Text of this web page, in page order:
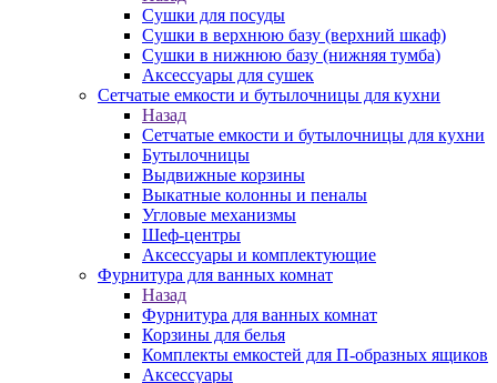
Сушки для посуды
Сушки в верхнюю базу (верхний шкаф)
Сушки в нижнюю базу (нижняя тумба)
Аксессуары для сушек
Сетчатые емкости и бутылочницы для кухни
Назад
Сетчатые емкости и бутылочницы для кухни
Бутылочницы
Выдвижные корзины
Выкатные колонны и пеналы
Угловые механизмы
Шеф-центры
Аксессуары и комплектующие
Фурнитура для ванных комнат
Назад
Фурнитура для ванных комнат
Корзины для белья
Комплекты емкостей для П-образных ящиков
Аксессуары